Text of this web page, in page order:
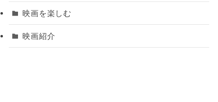
映画を楽しむ
映画紹介